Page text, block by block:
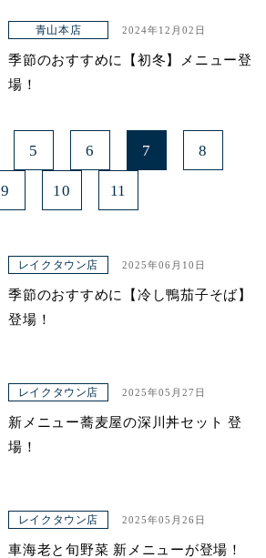
青山本店 2024年12月02日
季節のおすすめに【初冬】メニュー登
場！
5 6 7 8
9 10 11
レイクタウン店 2025年06月10日
季節のおすすめに【冷し鴨茄子そば】
登場！
レイクタウン店 2025年05月27日
新メニュー蕎麦屋の深川丼セット 登
場！
レイクタウン店 2025年05月26日
車海老と旬野菜 新メニューが登場！